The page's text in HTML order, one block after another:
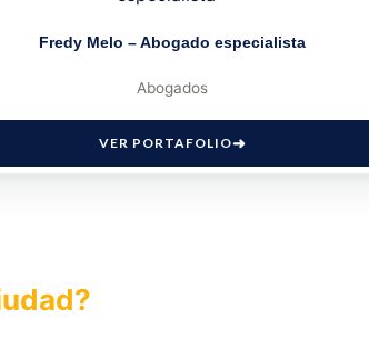
Fredy Melo – Abogado especialista
Abogados
VER PORTAFOLIO